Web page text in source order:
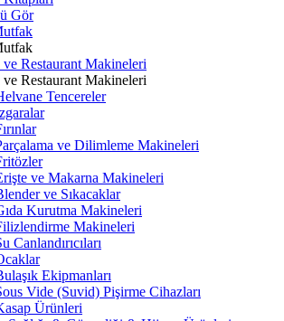
Gör
Restaurant Makineleri
Restaurant Makineleri
Tencereler
ve Dilimleme Makineleri
ve Makarna Makineleri
ve Sıkacaklar
Kurutma Makineleri
Makineleri
Canlandırıcıları
Ekipmanları
Vide (Suvid) Pişirme Cihazları
Ürünleri